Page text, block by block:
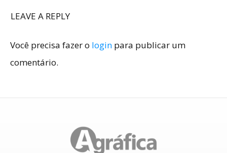
LEAVE A REPLY
Você precisa fazer o login para publicar um
comentário.